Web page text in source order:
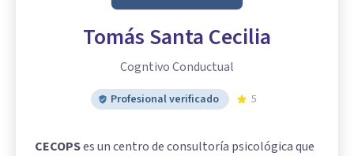
Tomás Santa Cecilia
Cogntivo Conductual
Profesional verificado 5
CECOPSes un centro de consultoría psicológica que